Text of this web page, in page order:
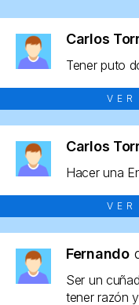
Carlos
Tener puto
Carlos
Hacer una
Fernando
Ser un
tener razón